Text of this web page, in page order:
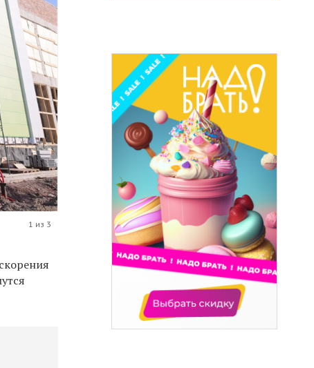
1 из 3